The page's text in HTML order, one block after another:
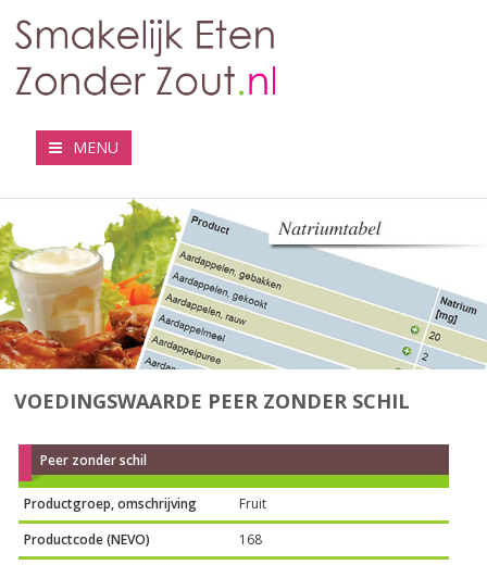
MENU
VOEDINGSWAARDE PEER ZONDER SCHIL
Peer zonder schil
Productgroep, omschrijving
Fruit
Productcode (NEVO)
168